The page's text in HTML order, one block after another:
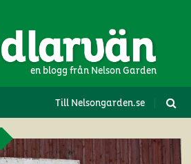
en blogg från Nelson Garden
Till Nelsongarden.se